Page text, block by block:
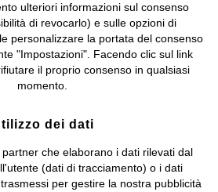
unico, sede legale: via Adua 33 - 13855
- P.I. 01939830020, Reg. Imprese di
R.E.A. BI - 171345, N. Reg. Pile:
Reg. AEE: IT08020000002105 Capitale
Società soggetta all'attività di direzione
Beteiligungs -Verwaltungsgesellschaft
ulteriori informazioni sul consenso
di revocarlo) e sulle opzioni di
personalizzare la portata del consenso
"Impostazioni". Facendo clic sul link
il proprio consenso in qualsiasi
momento.
dei dati
che elaborano i dati rilevati dal
(dati di tracciamento) o i dati
per gestire la nostra pubblicità